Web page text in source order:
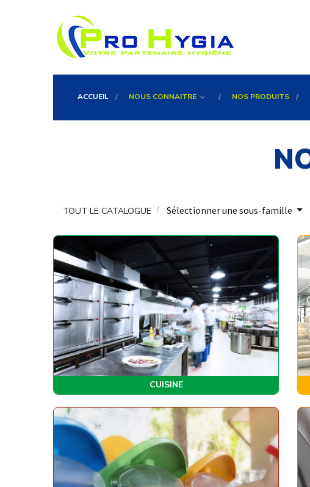
ACCUEIL NOUS CONNAITRE NOS PRODUITS
TOUT LE CATALOGUE Sélectionner une sous-famille
CUISINE